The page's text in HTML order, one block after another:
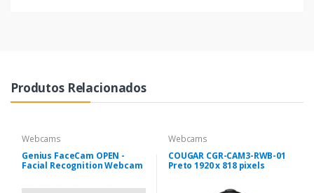
Produtos Relacionados
Webcams
Genius FaceCam OPEN -
Facial Recognition Webcam
Webcams
COUGAR CGR-CAM3-RWB-01
Preto 1920 x 818 pixels